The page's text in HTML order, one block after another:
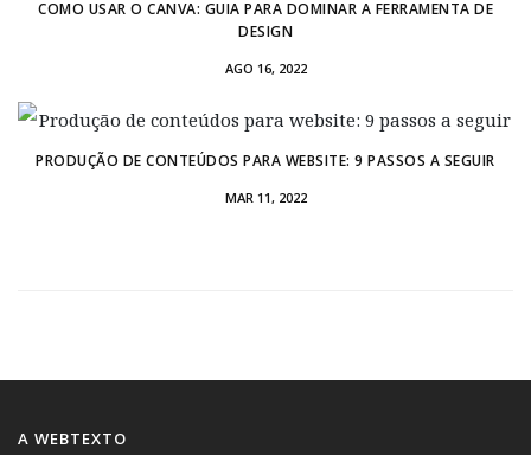
COMO USAR O CANVA: GUIA PARA DOMINAR A FERRAMENTA DE
DESIGN
AGO 16, 2022
PRODUÇÃO DE CONTEÚDOS PARA WEBSITE: 9 PASSOS A SEGUIR
MAR 11, 2022
A WEBTEXTO